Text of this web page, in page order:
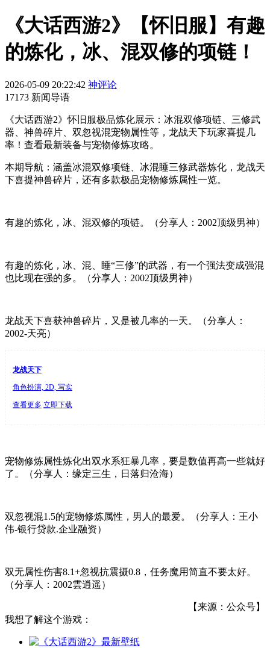
《大话西游2》【怀旧服】有趣
的炼化，冰、混双修的项链！
2026-05-09 20:22:42 神评论
17173 新闻导语
《大话西游2》怀旧服极品炼化展示：冰混双修项链、三修武
器、神兽碎片、双忽视混宠物属性等，龙战天下玩家喜提几
率！查看最新装备与宠物修炼攻略。
本期导航：涵盖冰混双修项链、冰混睡三修武器炼化，龙战天
下喜提神兽碎片，还有多款极品宠物修炼属性一览。
有趣的炼化，冰、混双修的项链。（分享人：2002顶级男神）
有趣的炼化，冰、混、睡“三修”的武器，有一个强法变成强混
也比现在强的多。（分享人：2002顶级男神）
龙战天下喜获神兽碎片，又是被几率的一天。（分享人：
2002-天亮）
龙战天下
角色扮演, 2D, 写实
查看更多 立即下载
宠物修炼属性炼化出双水系狂暴几率，要是数值再高一些就好
了。（分享人：缘定三生，日落归沧海）
双忽视混1.5的宠物修炼属性，男人的最爱。（分享人：王小
伟-银行贷款.企业融资）
双无属性伤害8.1+忽视抗震摄0.8，任务魔用简直不要太好。
（分享人：2002雲逍遥）
【来源：公众号】
我想了解这个游戏：